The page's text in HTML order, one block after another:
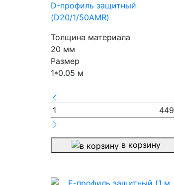
D-профиль защитный
(D20/1/50AMR)
Толщина материала
20 мм
Размер
1*0.05 м
449
в корзину